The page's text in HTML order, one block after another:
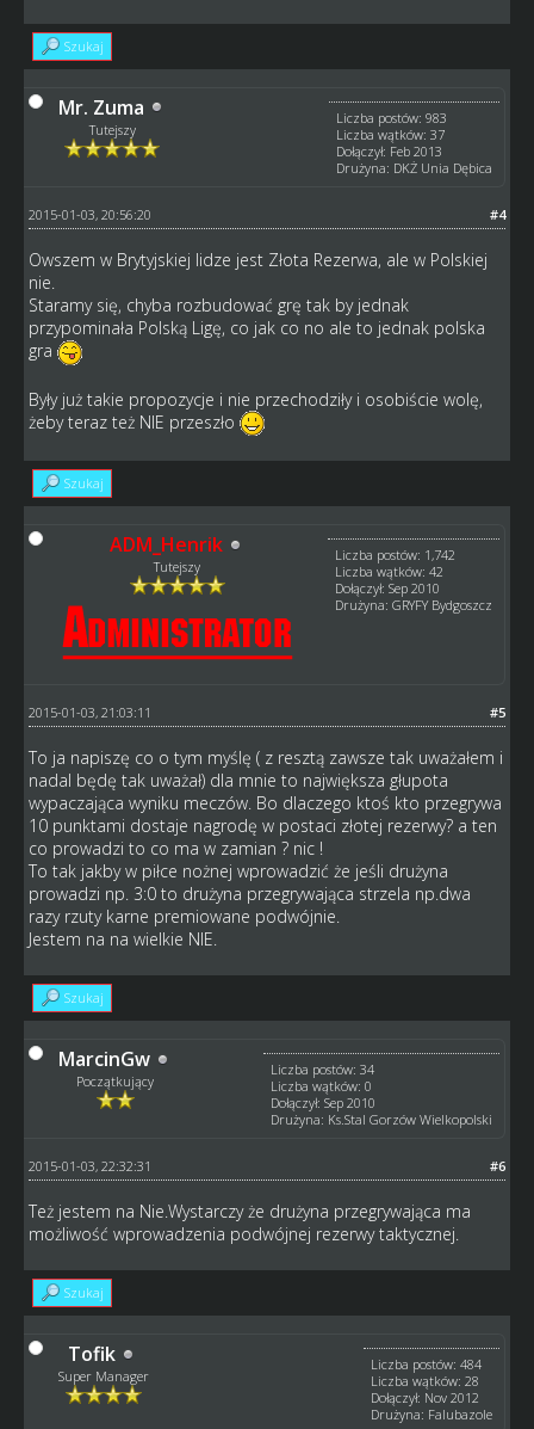
Szukaj
Mr. Zuma
Tutejszy
Liczba postów: 983
Liczba wątków: 37
Dołączył: Feb 2013
Drużyna: DKŻ Unia Dębica
#4
2015-01-03, 20:56:20
Owszem w Brytyjskiej lidze jest Złota Rezerwa, ale w Polskiej
nie.
Staramy się, chyba rozbudować grę tak by jednak
przypominała Polską Ligę, co jak co no ale to jednak polska
gra
Były już takie propozycje i nie przechodziły i osobiście wolę,
żeby teraz też NIE przeszło
Szukaj
ADM_Henrik
Tutejszy
Liczba postów: 1,742
Liczba wątków: 42
Dołączył: Sep 2010
Drużyna: GRYFY Bydgoszcz
#5
2015-01-03, 21:03:11
To ja napiszę co o tym myślę ( z resztą zawsze tak uważałem i
nadal będę tak uważał) dla mnie to największa głupota
wypaczająca wyniku meczów. Bo dlaczego ktoś kto przegrywa
10 punktami dostaje nagrodę w postaci złotej rezerwy? a ten
co prowadzi to co ma w zamian ? nic !
To tak jakby w piłce nożnej wprowadzić że jeśli drużyna
prowadzi np. 3:0 to drużyna przegrywająca strzela np.dwa
razy rzuty karne premiowane podwójnie.
Jestem na na wielkie NIE.
Szukaj
MarcinGw
Początkujący
Liczba postów: 34
Liczba wątków: 0
Dołączył: Sep 2010
Drużyna: Ks.Stal Gorzów Wielkopolski
#6
2015-01-03, 22:32:31
Też jestem na Nie.Wystarczy że drużyna przegrywająca ma
możliwość wprowadzenia podwójnej rezerwy taktycznej.
Szukaj
Tofik
Super Manager
Liczba postów: 484
Liczba wątków: 28
Dołączył: Nov 2012
Drużyna: Falubazole